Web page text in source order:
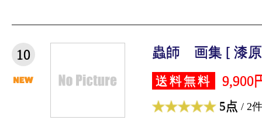
10 蟲師 画集 [ 漆
送料無料 9,900
5点 / 2件